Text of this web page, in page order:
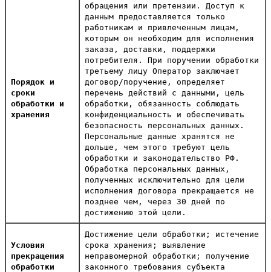
Порядок и
сроки
обработки и
хранения
обращения или претензии. Доступ к
данным предоставляется только
работникам и привлеченным лицам,
которым он необходим для исполнения
заказа, доставки, поддержки
потребителя. При поручении обработки
третьему лицу Оператор заключает
договор/поручение, определяет
перечень действий с данными, цель
обработки, обязанность соблюдать
конфиденциальность и обеспечивать
безопасность персональных данных.
Персональные данные хранятся не
дольше, чем этого требуют цель
обработки и законодательство РФ.
Обработка персональных данных,
полученных исключительно для цели
исполнения договора прекращается не
позднее чем, через 30 дней по
достижению этой цели.
Условия
прекращения
обработки
Достижение цели обработки; истечение
срока хранения; выявление
неправомерной обработки; получение
законного требования субъекта